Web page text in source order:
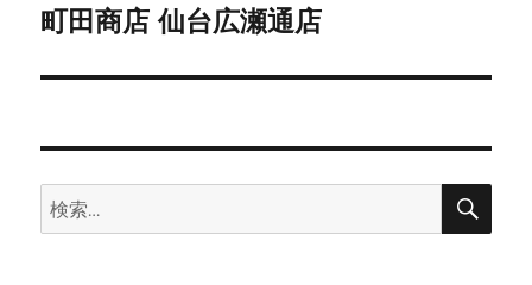
ゲ
ー
ン
次
投
町田商店 仙台広瀬通店
検
索:
検